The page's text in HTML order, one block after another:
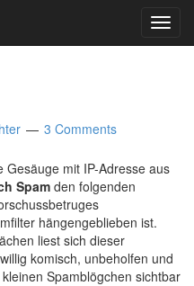
3 Comments
mit IP-Adresse aus
Spam den folgenden
hängengeblieben ist.
liest sich dieser
komisch, unbeholfen und
Spamblögchen sichtbar